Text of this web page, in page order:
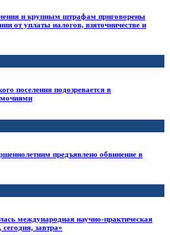
и крупным штрафам приговорены
от уплаты налогов, взяточничестве и
поселения подозревается в
предъявлено обвинение в
международная научно-практическая
завтра»